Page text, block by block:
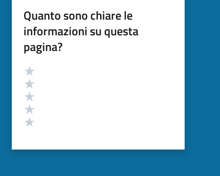
Quanto sono chiare le
informazioni su questa
pagina?
Valutazione